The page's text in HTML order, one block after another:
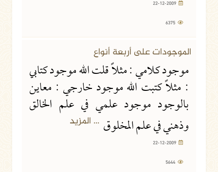
الموجودات على أربعة أنواع
موجود كلامي : مثلاً قلت الله موجود كتابي
: مثلاً كتبت الله موجود خارجي : معاين
بالوجود موجود علمي في علم الخالق
وذهني في علم المخلوق ... المزيد